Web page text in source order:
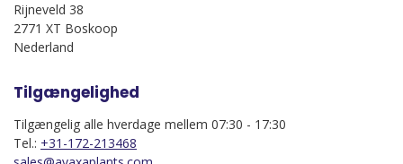
Rijneveld 38
2771 XT Boskoop
Nederland
Tilgængelighed
Tilgængelig alle hverdage mellem 07:30 - 17:30
Tel.: +31-172-213468